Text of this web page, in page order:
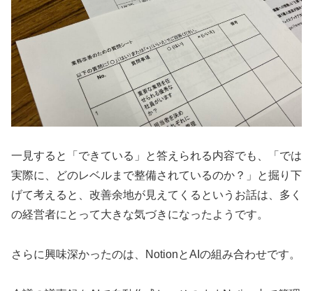
一見すると「できている」と答えられる内容でも、「では
実際に、どのレベルまで整備されているのか？」と掘り下
げて考えると、改善余地が見えてくるというお話は、多く
の経営者にとって大きな気づきになったようです。
さらに興味深かったのは、NotionとAIの組み合わせです。